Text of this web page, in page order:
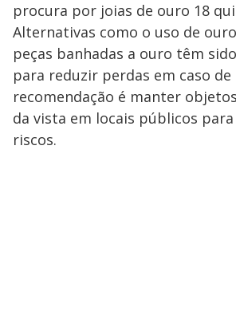
procura por joias de ouro 18
Alternativas como o uso de
peças banhadas a ouro têm
para reduzir perdas em caso de
recomendação é manter
da vista em locais públicos
riscos.